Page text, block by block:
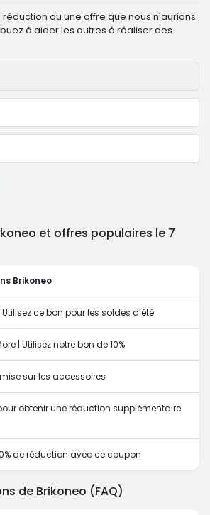
ou une offre que nous n'aurions
à aider les autres à réaliser des
et offres populaires le 7
Brikoneo
Utilisez ce bon pour les soldes d’été
| Utilisez notre bon de 10%
sur les accessoires
obtenir une réduction supplémentaire
de réduction avec ce coupon
de Brikoneo (FAQ)